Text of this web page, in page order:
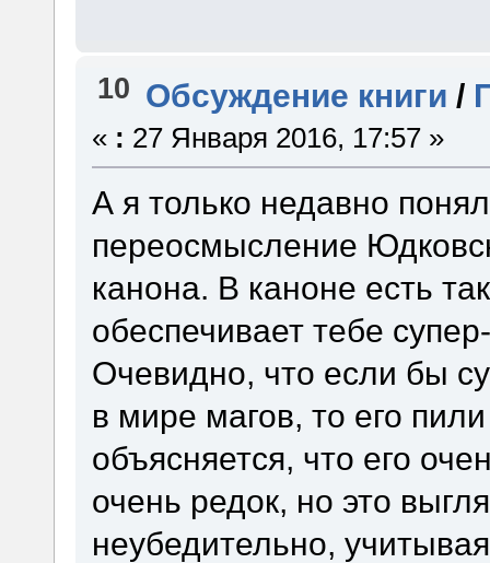
10 Обсуждение книги /
« : 27 Января 2016, 17:57 »
А я только недавно
переосмысление
канона. В каноне есть
обеспечивает тебе
Очевидно, что если бы
в мире магов, то его
объясняется, что его
очень редок, но это
неубедительно,